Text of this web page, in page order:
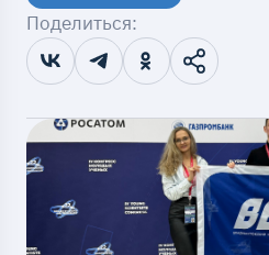
Поделиться: